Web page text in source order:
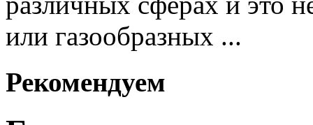
или газообразных ...
Рекомендуем